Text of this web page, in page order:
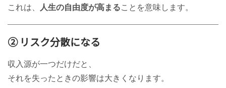
これは、 人生の自由度が高まることを意味します。
② リスク分散になる
収入源が一つだけだと、
それを失ったときの影響は大きくなります。